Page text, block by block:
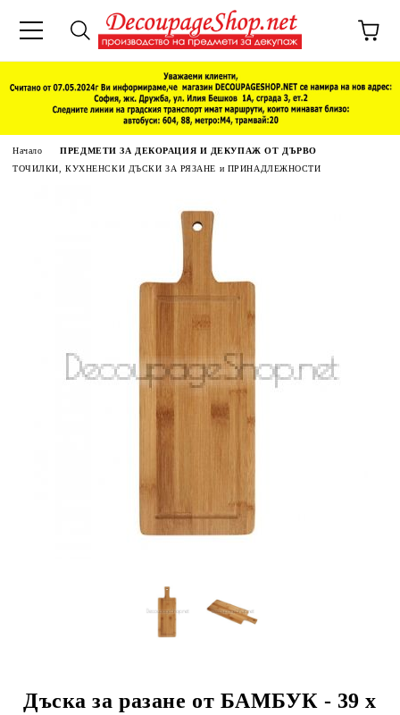
Начало
ПРЕДМЕТИ ЗА ДЕКОРАЦИЯ И ДЕКУПАЖ ОТ ДЪРВО
ТОЧИЛКИ, КУХНЕНСКИ ДЪСКИ ЗА РЯЗАНЕ и ПРИНАДЛЕЖНОСТИ
Дъска за разане от БАМБУК - 39 х